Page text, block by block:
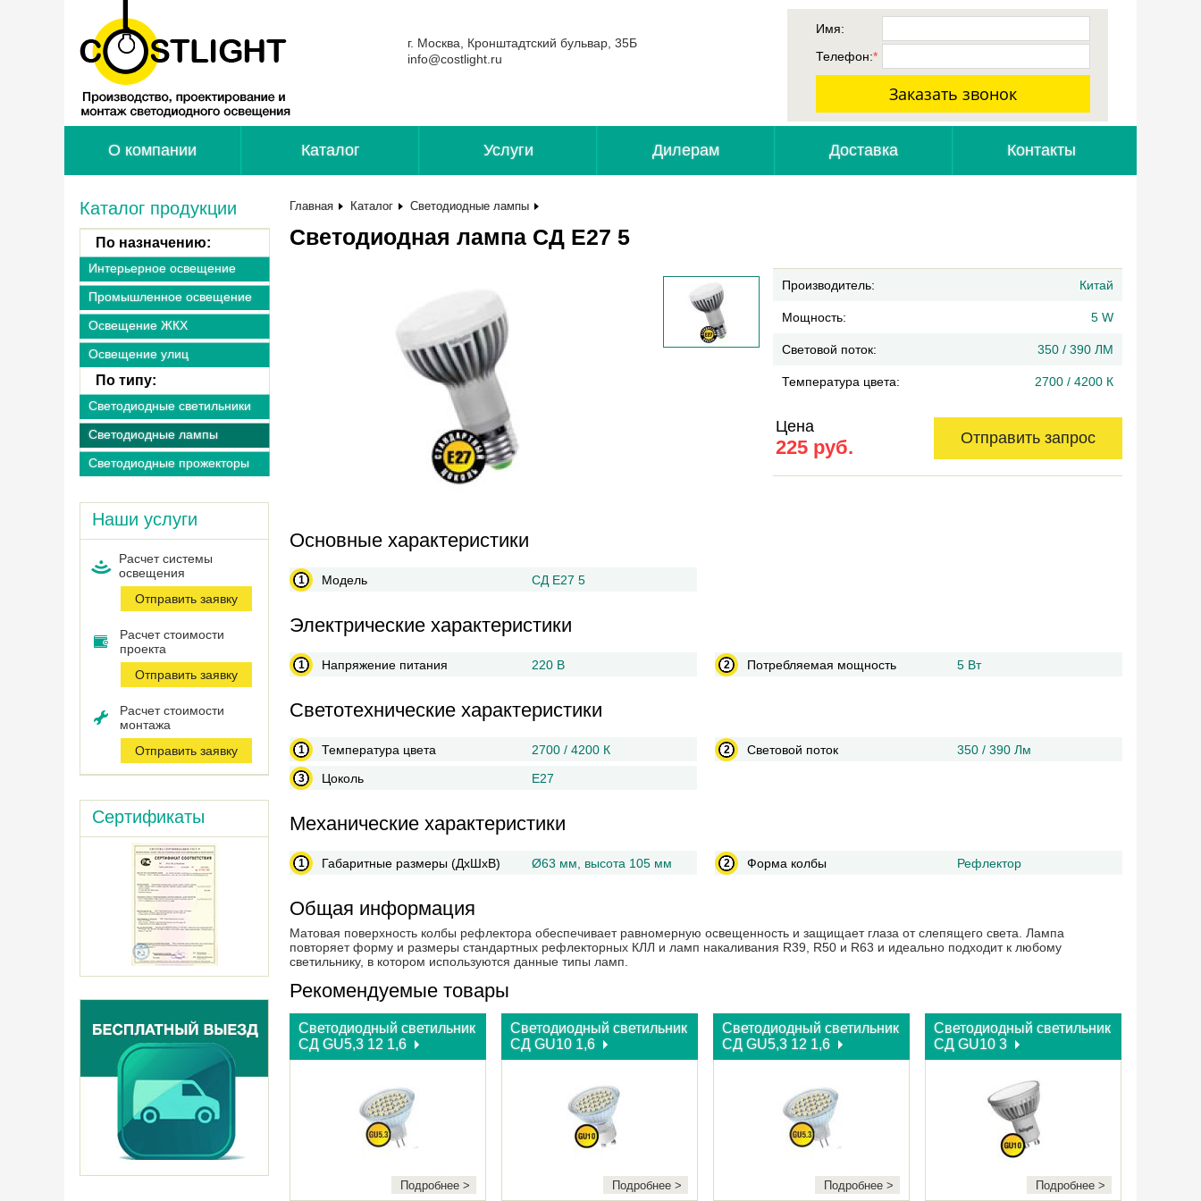
г. Москва, Кронштадтский бульвар, 35Б
info@costlight.ru
Имя:
Телефон:*
О компании Каталог Услуги Дилерам Доставка Контакты
Каталог продукции
По назначению:
Интерьерное освещение
Промышленное освещение
Освещение ЖКХ
Освещение улиц
По типу:
Светодиодные светильники
Светодиодные лампы
Светодиодные прожекторы
Наши услуги
Расчет системы
оcвещения
Отправить заявку
Расчет стоимости
проекта
Отправить заявку
Расчет стоимости
монтажа
Отправить заявку
Сертификаты
Главная Каталог Светодиодные лампы
Светодиодная лампа СД Е27 5
Производитель: Китай
Мощность: 5 W
Световой поток: 350 / 390 ЛМ
Температура цвета: 2700 / 4200 К
Отправить запрос
Цена
225 руб.
Основные характеристики
Модель СД Е27 5
Электрические характеристики
Напряжение питания 220 В Потребляемая мощность 5 Вт
Светотехнические характеристики
Температура цвета 2700 / 4200 К Световой поток
350 / 390 Лм
Цоколь
Е27
Механические характеристики
Габаритные размеры (ДхШхВ) Ø63 мм, высота 105 мм Форма колбы Рефлектор
Общая информация
Матовая поверхность колбы рефлектора обеспечивает равномерную освещенность и защищает глаза от слепящего света. Лампа
повторяет форму и размеры стандартных рефлекторных КЛЛ и ламп накаливания R39, R50 и R63 и идеально подходит к любому
светильнику, в котором используются данные типы ламп.
Рекомендуемые товары
Светодиодный светильник
СД GU5,3 12 1,6
Подробнее >
Светодиодный светильник
СД GU10 1,6
Подробнее >
Светодиодный светильник
СД GU5,3 12 1,6
Подробнее >
Светодиодный светильник
СД GU10 3
Подробнее >